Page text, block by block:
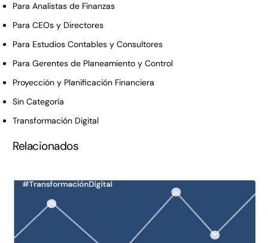
Para Analistas de Finanzas
Para CEOs y Directores
Para Estudios Contables y Consultores
Para Gerentes de Planeamiento y Control
Proyección y Planificación Financiera
Sin Categoría
Transformación Digital
Relacionados